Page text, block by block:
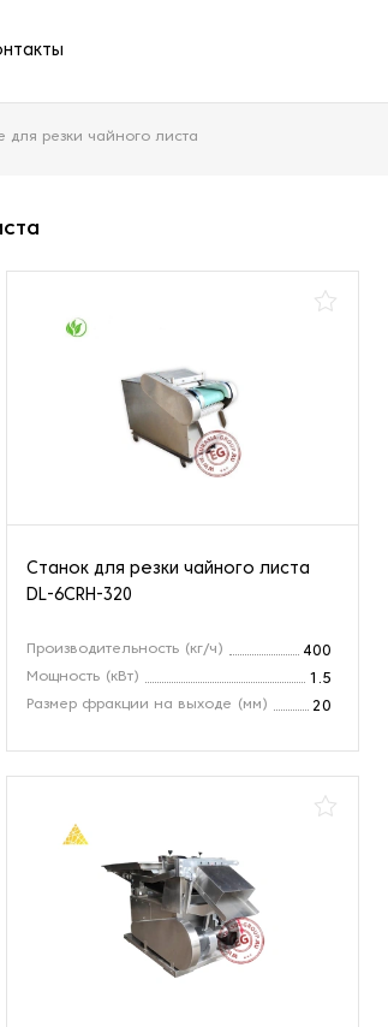
для резки чайного листа
Станок для резки чайного листа
DL-6CRH-320
Производительность (кг/ч)
400
Мощность (кВт)
1.5
Размер фракции на выходе (мм)
20